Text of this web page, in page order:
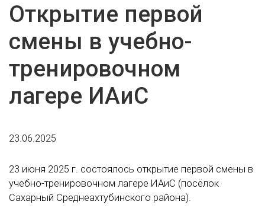
Открытие первой
смены в учебно-
тренировочном
лагере ИАиС
23.06.2025
23 июня 2025 г. состоялось открытие первой смены в
учебно-тренировочном лагере ИАиС (посёлок
Сахарный Среднеахтубинского района).